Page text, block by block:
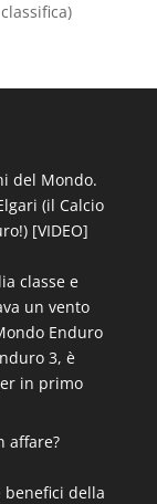
del Mondo.
(il Calcio
[VIDEO]
classe e
un vento
Enduro
3, è
in primo
affare?
benefici della